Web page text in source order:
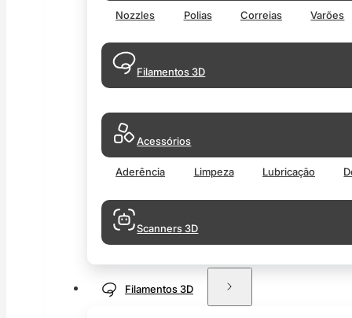
Nozzles Polias Correias Varões
Filamentos 3D
Acessórios
Aderência Limpeza Lubricação
Scanners 3D
Filamentos 3D